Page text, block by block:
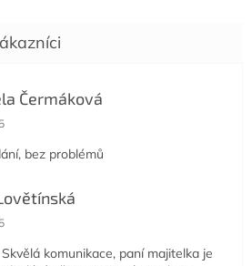
Čermáková
obchodu je 5 z 5 hvězdiček.
bez problémů
obchodu je 5 z 5 hvězdiček.
komunikace, paní majitelka je